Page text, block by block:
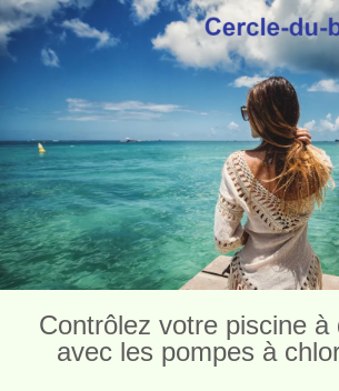
Contrôlez votre piscine à
avec les pompes à